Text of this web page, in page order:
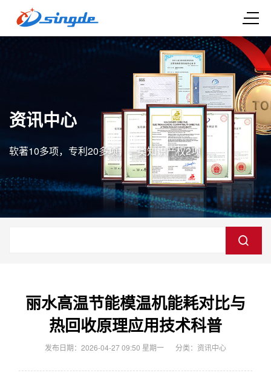
资讯中心
软著10多项，专利20多项，一类知识产权2项
丽水高温节能模温机能耗对比与
热回收原理应用技术科普
发布日期：2026-04-27 09:50 星期一 分类： 资讯中心